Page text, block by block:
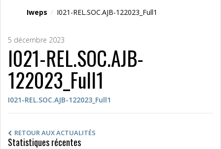
Iweps / I021-REL.SOC.AJB-122023_Full1
5 décembre 2023
I021-REL.SOC.AJB-
122023_Full1
I021-REL.SOC.AJB-122023_Full1
RETOUR AUX ACTUALITÉS
Statistiques récentes